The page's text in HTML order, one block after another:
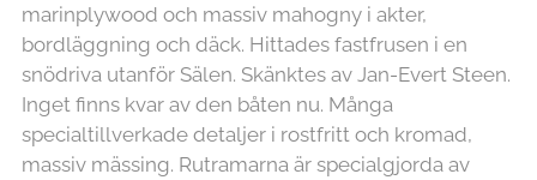
marinplywood och massiv mahogny i akter,
bordläggning och däck. Hittades fastfrusen i en
snödriva utanför Sälen. Skänktes av Jan-Evert Steen.
Inget finns kvar av den båten nu. Många
specialtillverkade detaljer i rostfritt och kromad,
massiv mässing. Rutramarna är specialgjorda av